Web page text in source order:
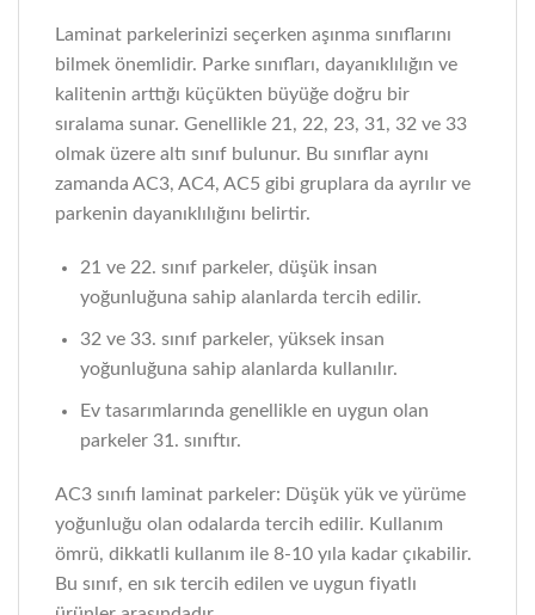
Laminat parkelerinizi seçerken aşınma sınıflarını
bilmek önemlidir. Parke sınıfları, dayanıklılığın ve
kalitenin arttığı küçükten büyüğe doğru bir
sıralama sunar. Genellikle 21, 22, 23, 31, 32 ve 33
olmak üzere altı sınıf bulunur. Bu sınıflar aynı
zamanda AC3, AC4, AC5 gibi gruplara da ayrılır ve
parkenin dayanıklılığını belirtir.
21 ve 22. sınıf parkeler, düşük insan
yoğunluğuna sahip alanlarda tercih edilir.
32 ve 33. sınıf parkeler, yüksek insan
yoğunluğuna sahip alanlarda kullanılır.
Ev tasarımlarında genellikle en uygun olan
parkeler 31. sınıftır.
AC3 sınıfı laminat parkeler: Düşük yük ve yürüme
yoğunluğu olan odalarda tercih edilir. Kullanım
ömrü, dikkatli kullanım ile 8-10 yıla kadar çıkabilir.
Bu sınıf, en sık tercih edilen ve uygun fiyatlı